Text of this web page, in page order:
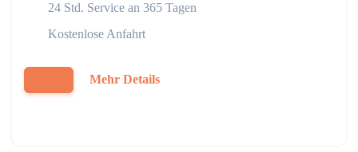
24 Std. Service an 365 Tagen
Kostenlose Anfahrt
Mehr Details